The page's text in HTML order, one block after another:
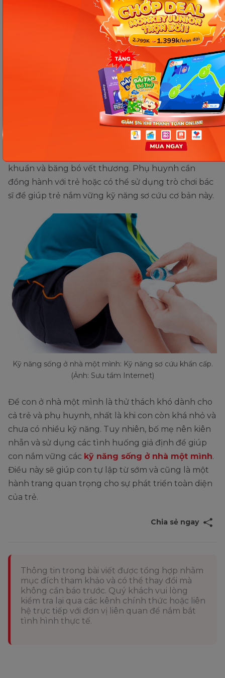
Monkey Apps - Bộ ứng dụng học tập giúp trẻ
phát triển toàn diện về tư duy và ngôn ngữ
Cách dạy trẻ kỹ năng sống lịch sự khi đến nhà
người khác: Đơn giản và hiệu quả
Kỹ năng sơ cứu khẩn cấp
Trẻ cần biết cách xử lý vết thương khi vô tình bị
ngã hoặc bỏng nhẹ. Cụ thể, con cần biết cách rửa
khuẩn và băng bó vết thương. Phụ huynh cần
đồng hành với trẻ hoặc có thể sử dụng trò chơi bác
sĩ để giúp trẻ nắm vững kỹ năng sơ cứu cơ bản này.
Kỹ năng sống ở nhà một mình: Kỹ năng sơ cứu khẩn cấp.
(Ảnh: Sưu tầm Internet)
Để con ở nhà một mình là thử thách khó dành cho
cả trẻ và phụ huynh, nhất là khi con còn khá nhỏ và
chưa có nhiều kỹ năng. Tuy nhiên, bố mẹ nên kiên
nhẫn và sử dụng các tình huống giả định để giúp
con nắm vững các kỹ năng sống ở nhà một mình.
Điều này sẽ giúp con tự lập từ sớm và cũng là một
hành trang quan trọng cho sự phát triển toàn diện
của trẻ.
Chia sẻ ngay
Thông tin trong bài viết được tổng hợp nhằm
mục đích tham khảo và có thể thay đổi mà
không cần báo trước. Quý khách vui lòng
kiểm tra lại qua các kênh chính thức hoặc liên
hệ trực tiếp với đơn vị liên quan để nắm bắt
tình hình thực tế.